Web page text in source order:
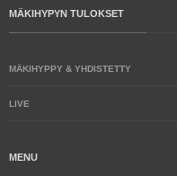
MÄKIHYPYN TULOKSET
MÄKIHYPPY & YHDISTETTY
LIVE
MENU